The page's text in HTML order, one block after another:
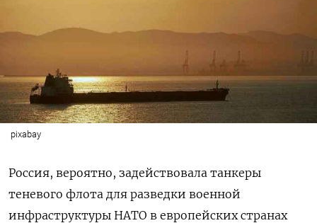
pixabay
Россия, вероятно, задействовала танкеры
теневого флота для разведки военной
инфраструктуры НАТО в европейских странах